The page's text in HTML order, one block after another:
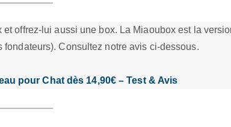
offrez-lui aussi une box. La Miaoubox est la
Consultez notre avis ci-dessous.
pour Chat dès 14,90€ – Test & Avis